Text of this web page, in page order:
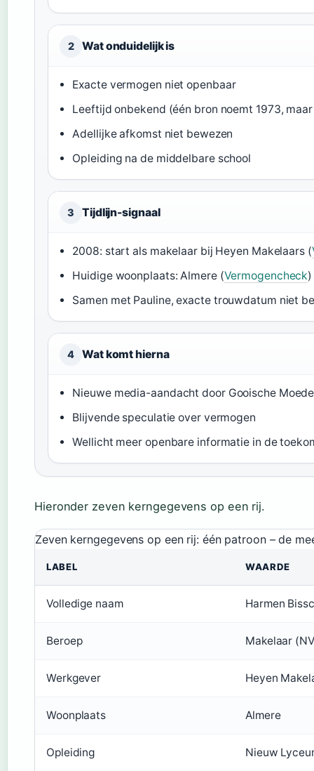
2 Wat onduidelijk is
Exacte vermogen niet openbaar
Leeftijd onbekend (één bron noemt 1973,
Adellijke afkomst niet bewezen
Opleiding na de middelbare school
3 Tijdlijn-signaal
2008: start als makelaar bij Heyen Makelaars (
Huidige woonplaats: Almere (Vermogencheck)
Samen met Pauline, exacte trouwdatum niet
4 Wat komt hierna
Nieuwe media-aandacht door Gooische
Blijvende speculatie over vermogen
Wellicht meer openbare informatie in de
Hieronder zeven kerngegevens op een rij.
Zeven kerngegevens op een rij: één patroon – de
LABEL WAARDE
Volledige naam Harmen
Beroep Makelaar
Werkgever Heyen
Woonplaats Almere
Opleiding Nieuw